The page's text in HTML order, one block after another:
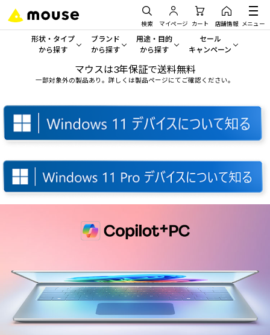
検索 マイページ カート 店舗情報 メニュー
形状・タイプ
から探す
形状・タイプから探す をすべてみる
ノートPC
タブレット
Windows 11|Copilot+ PC
ブランド
から探す
mouse
NEXTGEAR
DAIV
用途・目的
から探す
一般向けパソコン
クリエイティブ向け
ビジネス向けパソコン
Windows 11|Copilot+ PC
セール
キャンペーン
セール・キャンペー
アウトレットパソコン
おすすめ目玉パソコン
今イチオシのパソコンをピ
マウスは3年保証で送料無料
一部対象外の製品あり。詳しくは製品ページにてご確認ください。